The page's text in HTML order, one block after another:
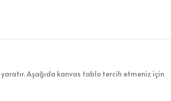
Aşağıda kanvas tablo tercih etmeniz için